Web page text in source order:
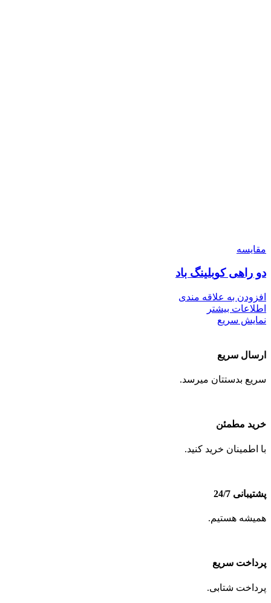
مقايسه
دو راهی کوبلینگ باد
افزودن به علاقه مندی
اطلاعات بیشتر
نمایش سریع
ارسال سریع
سریع بدستتان میرسد.
خرید مطمئن
با اطمینان خرید کنید.
پشتیبانی 24/7
همیشه هستیم.
پرداخت سریع
پرداخت شتابی.